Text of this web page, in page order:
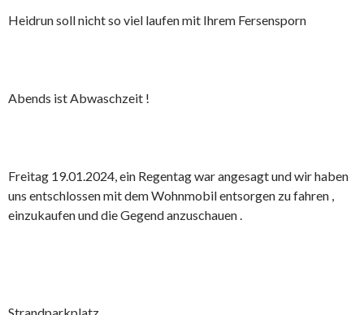
Heidrun soll nicht so viel laufen mit Ihrem Fersensporn
Abends ist Abwaschzeit !
Freitag 19.01.2024, ein Regentag war angesagt und wir haben
uns entschlossen mit dem Wohnmobil entsorgen zu fahren ,
einzukaufen und die Gegend anzuschauen .